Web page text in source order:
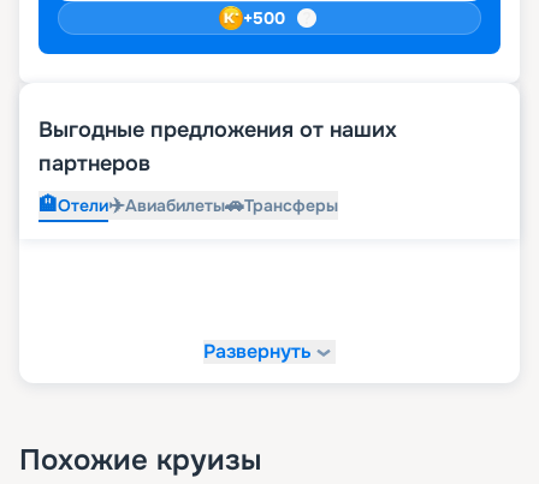
+500
Выгодные предложения от наших
партнеров
🏨Отели✈️Авиабилеты🚗Трансферы
Развернуть
Похожие круизы